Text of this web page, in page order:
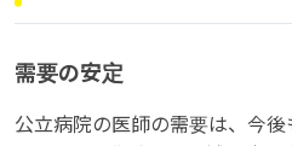
需要の安定
公立病院の医師の需要は、今